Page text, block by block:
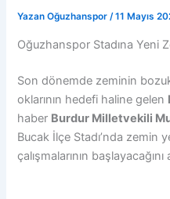
Yazan Oğuzhanspor/11 Mayıs
Oğuzhanspor Stadına Yeni
Son dönemde zeminin
oklarının hedefi haline gelen
haber Burdur Milletvekili
Bucak İlçe Stadı’nda zemin
çalışmalarının başlayacağını